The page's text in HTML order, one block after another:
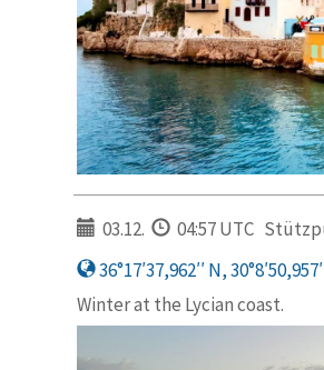
03.12. 04:57 UTC
36°17′37,962′′ N,
Winter at the Lycian coast.